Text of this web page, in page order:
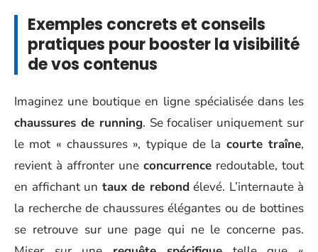
Exemples concrets et conseils
pratiques pour booster la visibilité
de vos contenus
Imaginez une boutique en ligne spécialisée dans les
chaussures de running. Se focaliser uniquement sur
le mot « chaussures », typique de la courte traîne,
revient à affronter une concurrence redoutable, tout
en affichant un taux de rebond élevé. L’internaute à
la recherche de chaussures élégantes ou de bottines
se retrouve sur une page qui ne le concerne pas.